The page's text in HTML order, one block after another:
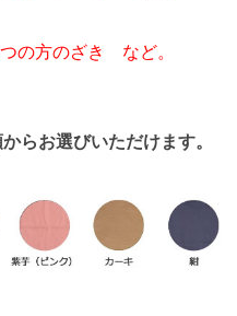
方のざき など。
らお選びいただけます。